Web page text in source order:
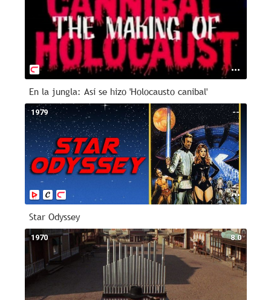
En la jungla: Así se hizo 'Holocausto canibal'
--
1979
Star Odyssey
8.0
1970